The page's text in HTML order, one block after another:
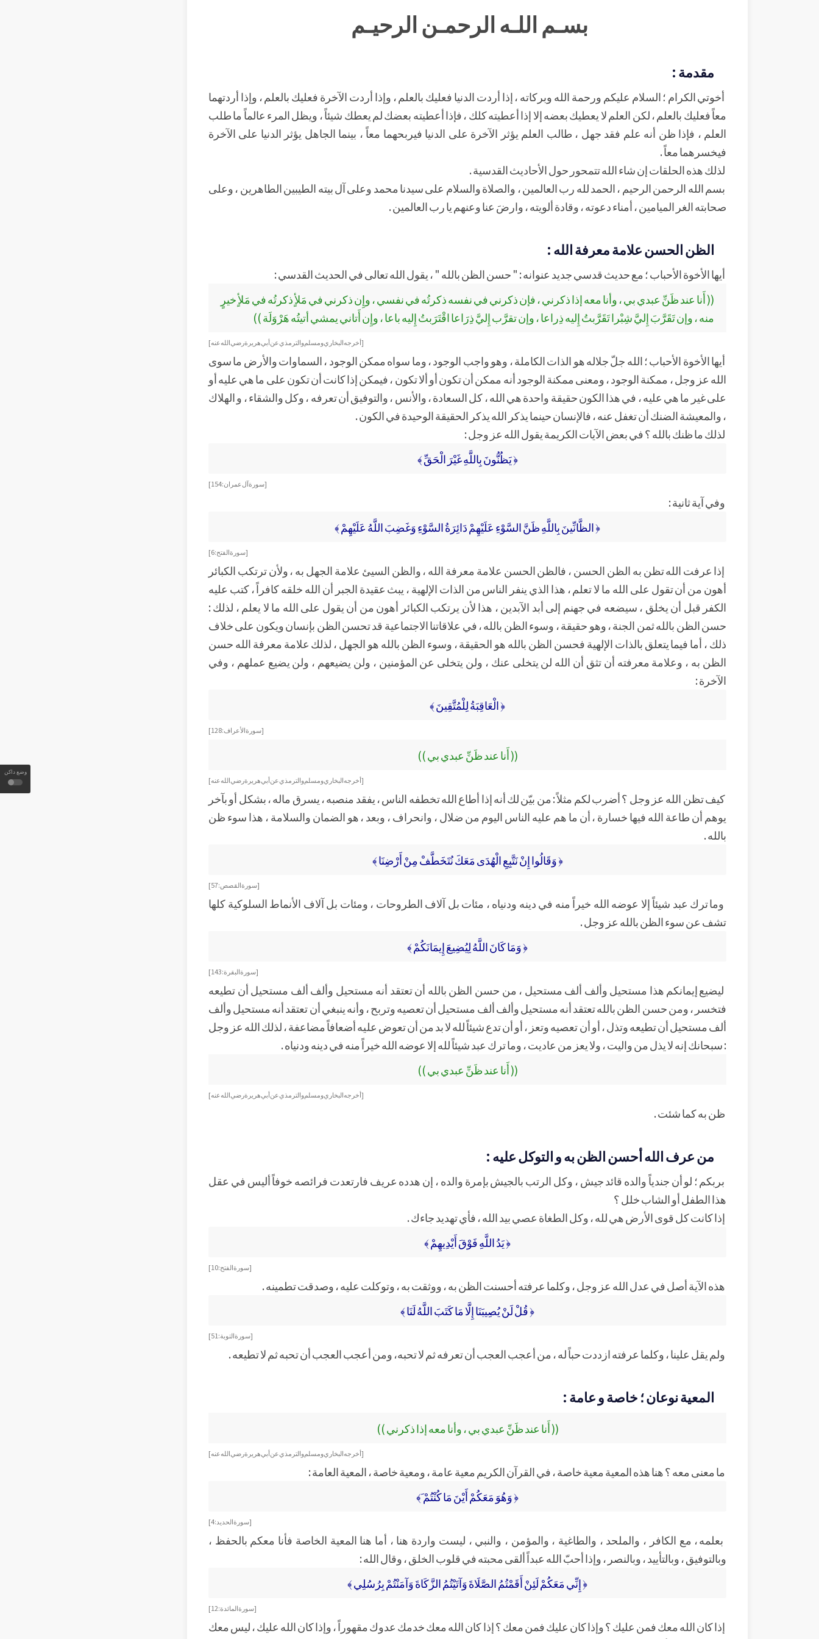
وضع داكن
بسـم اللـه الرحمـن الرحيـم
مقدمة :
أخوتي الكرام ؛ السلام عليكم ورحمة الله وبركاته ، إذا أردت الدنيا فعليك بالعلم ، وإذا أردت الآخرة فعليك بالعلم ، وإذا أردتهما
معاً فعليك بالعلم ، لكن العلم لا يعطيك بعضه إلا إذا أعطيته كلك ، فإذا أعطيته بعضك لم يعطك شيئاً ، ويظل المرء عالماً ما طلب
العلم ، فإذا ظن أنه علم فقد جهل ، طالب العلم يؤثر الآخرة على الدنيا فيربحهما معاً ، بينما الجاهل يؤثر الدنيا على الآخرة
فيخسرهما معاً .
لذلك هذه الحلقات إن شاء الله تتمحور حول الأحاديث القدسية .
بسم الله الرحمن الرحيم ، الحمد لله رب العالمين ، والصلاة والسلام على سيدنا محمد وعلى آل بيته الطيبين الطاهرين ، وعلى
صحابته الغر الميامين ، أمناء دعوته ، وقادة ألويته ، وارضَ عنا وعنهم يا رب العالمين .
الظن الحسن علامة معرفة الله :
أيها الأخوة الأحباب ؛ مع حديث قدسي جديد عنوانه : " حسن الظن بالله " ، يقول الله تعالى في الحديث القدسي :
(( أَنا عند ظَنِّ عبدي بي ، وأنا معه إذا ذكرني ، فإن ذكرني في نفسه ذكرتُه في نفسي ، وإِن ذكرني في مَلأٍ ذكرتُه في مَلأٍ خيرٍ
منه ، وإن تَقَرَّبَ إِليَّ شِبْرا تَقَرَّبتُ إِليه ذِراعا ، وإن تقرَّب إِليَّ ذِرَاعا اقْتَرَبتُ إِليه باعا ، وإِن أَتاني يمشي أتيتُه هَرْوَلَة ))
[أخرجه البخاري ومسلم والترمذي عن أبي هريرة رضي الله عنه ]
أيها الأخوة الأحباب ؛ الله جلّ جلاله هو الذات الكاملة ، وهو واجب الوجود ، وما سواه ممكن الوجود ، السماوات والأرض ما سوى
الله عز وجل ، ممكنة الوجود ، ومعنى ممكنة الوجود أنه ممكن أن تكون أو ألا تكون ، فيمكن إذا كانت أن تكون على ما هي عليه أو
على غير ما هي عليه ، في هذا الكون حقيقة واحدة هي الله ، كل السعادة ، والأنس ، والتوفيق أن تعرفه ، وكل والشقاء ، و الهلاك
، والمعيشة الضنك أن تغفل عنه ، فالإنسان حينما يذكر الله يذكر الحقيقة الوحيدة في الكون .
لذلك ما ظنك بالله ؟ في بعض الآيات الكريمة يقول الله عز وجل :
﴿ يَظُنُّونَ بِاللَّهِ غَيْرَ الْحَقِّ ﴾
[ سورة آل عمران : 154]
وفي آية ثانية :
﴿ الظَّانِّينَ بِاللَّهِ ظَنَّ السَّوْءِ عَلَيْهِمْ دَائِرَةُ السَّوْءِ وَغَضِبَ اللَّهُ عَلَيْهِمْ ﴾
[ سورة الفتح : 6]
إذا عرفت الله تظن به الظن الحسن ، فالظن الحسن علامة معرفة الله ، والظن السيئ علامة الجهل به ، ولأن ترتكب الكبائر
أهون من أن تقول على الله ما لا تعلم ، هذا الذي ينفر الناس من الذات الإلهية ، يبث عقيدة الجبر أن الله خلقه كافراً ، كتب عليه
الكفر قبل أن يخلق ، سيضعه في جهنم إلى أبد الآبدين ، هذا لأن يرتكب الكبائر أهون من أن يقول على الله ما لا يعلم ، لذلك :
حسن الظن بالله ثمن الجنة ، وهو حقيقة ، وسوء الظن بالله ، في علاقاتنا الاجتماعية قد تحسن الظن بإنسان ويكون على خلاف
ذلك ، أما فيما يتعلق بالذات الإلهية فحسن الظن بالله هو الحقيقة ، وسوء الظن بالله هو الجهل ، لذلك علامة معرفة الله حسن
الظن به ، وعلامة معرفته أن تثق أن الله لن يتخلى عنك ، ولن يتخلى عن المؤمنين ، ولن يضيعهم ، ولن يضيع عملهم ، وفي
الآخرة :
﴿ الْعَاقِبَةُ لِلْمُتَّقِينَ ﴾
[ سورة الأعراف : 128]
(( أَنا عند ظَنِّ عبدي بي ))
[أخرجه البخاري ومسلم والترمذي عن أبي هريرة رضي الله عنه ]
كيف تظن الله عز وجل ؟ أضرب لكم مثلاً : من بيّن لك أنه إذا أطاع الله تخطفه الناس ، يفقد منصبه ، يسرق ماله ، بشكل أو بآخر
يوهم أن طاعة الله فيها خسارة ، أن ما هم عليه الناس اليوم من ضلال ، وانحراف ، وبعد ، هو الضمان والسلامة ، هذا سوء ظن
بالله .
﴿ وَقَالُوا إِنْ نَتَّبِعِ الْهُدَى مَعَكَ نُتَخَطَّفْ مِنْ أَرْضِنَا ﴾
[ سورة القصص : 57]
وما ترك عبد شيئاً إلا عوضه الله خيراً منه في دينه ودنياه ، مئات بل آلاف الطروحات ، ومئات بل آلاف الأنماط السلوكية كلها
تشف عن سوء الظن بالله عز وجل .
﴿ وَمَا كَانَ اللَّهُ لِيُضِيعَ إِيمَانَكُمْ ﴾
[ سورة البقرة : 143]
ليضيع إيمانكم هذا مستحيل وألف ألف مستحيل ، من حسن الظن بالله أن تعتقد أنه مستحيل وألف ألف مستحيل أن تطيعه
فتخسر ، ومن حسن الظن بالله تعتقد أنه مستحيل وألف ألف مستحيل أن تعصيه وتربح ، وأنه ينبغي أن تعتقد أنه مستحيل وألف
ألف مستحيل أن تطيعه وتذل ، أو أن تعصيه وتعز ، أو أن تدع شيئاً لله لا بد من أن تعوض عليه أضعافاً مضاعفة ، لذلك الله عز وجل
: سبحانك إنه لا يذل من واليت ، ولا يعز من عاديت ، وما ترك عبد شيئاً لله إلا عوضه الله خيراً منه في دينه ودنياه .
(( أَنا عند ظَنِّ عبدي بي ))
[أخرجه البخاري ومسلم والترمذي عن أبي هريرة رضي الله عنه]
ظن به كما شئت .
من عرف الله أحسن الظن به و التوكل عليه :
بربكم ؛ لو أن جندياً والده قائد جيش ، وكل الرتب بالجيش بإمرة والده ، إن هدده عريف فارتعدت فرائصه خوفاً أليس في عقل
هذا الطفل أو الشاب خلل ؟
إذا كانت كل قوى الأرض هي لله ، وكل الطغاة عصي بيد الله ، فأي تهديد جاءك .
﴿ يَدُ اللَّهِ فَوْقَ أَيْدِيهِمْ ﴾
[ سورة الفتح : 10]
هذه الآية أصل في عدل الله عز وجل ، وكلما عرفته أحسنت الظن به ، ووثقت به ، وتوكلت عليه ، وصدقت تطمينه .
﴿ قُلْ لَنْ يُصِيبَنَا إِلَّا مَا كَتَبَ اللَّهُ لَنَا ﴾
[ سورة التوبة : 51]
ولم يقل علينا ، وكلما عرفته ازددت حباً له ، من أعجب العجب أن تعرفه ثم لا تحبه، ومن أعجب العجب أن تحبه ثم لا تطيعه .
المعية نوعان ؛ خاصة و عامة :
(( أَنا عند ظَنِّ عبدي بي ، وأنا معه إذا ذكرني ))
[أخرجه البخاري ومسلم والترمذي عن أبي هريرة رضي الله عنه ]
ما معنى معه ؟ هنا هذه المعية معية خاصة ، في القرآن الكريم معية عامة ، ومعية خاصة ، المعية العامة :
﴿ وَهُوَ مَعَكُمْ أَيْنَ مَا كُنْتُمْ َ﴾
[ سورة الحديد : 4]
بعلمه ، مع الكافر ، والملحد ، والطاغية ، والمؤمن ، والنبي ، ليست واردة هنا ، أما هنا المعية الخاصة فأنا معكم بالحفظ ،
وبالتوفيق ، وبالتأييد ، وبالنصر ، وإذا أحبّ الله عبداً ألقى محبته في قلوب الخلق ، وقال الله :
﴿ إِنِّي مَعَكُمْ لَئِنْ أَقَمْتُمُ الصَّلَاةَ وَآتَيْتُمُ الزَّكَاةَ وَآمَنْتُمْ بِرُسُلِي ﴾
[ سورة المائدة : 12]
إذا كان الله معك فمن عليك ؟ وإذا كان عليك فمن معك ؟ إذا كان الله معك خدمك عدوك مقهوراً ، وإذا كان الله عليك ، ليس معك